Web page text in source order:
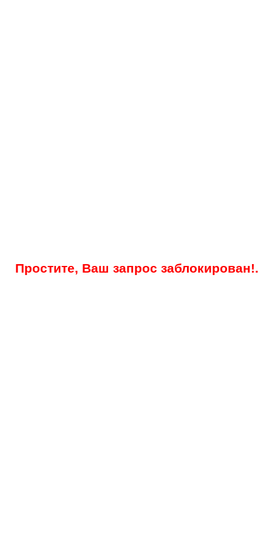
Простите, Ваш запрос заблокирован!.